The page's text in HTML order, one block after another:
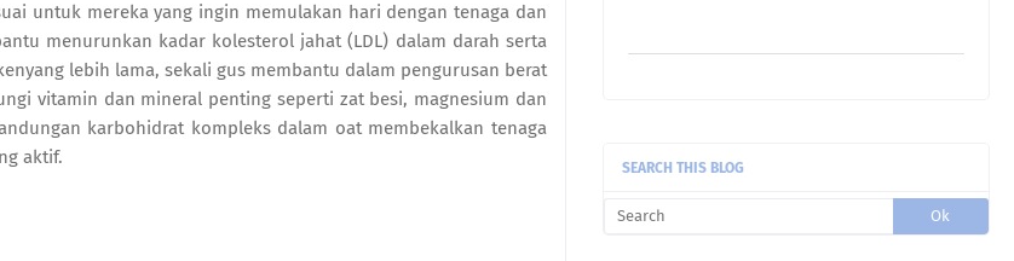
untuk mereka yang ingin memulakan hari dengan tenaga dan
menurunkan kadar kolesterol jahat (LDL) dalam darah serta
lebih lama, sekali gus membantu dalam pengurusan berat
vitamin dan mineral penting seperti zat besi, magnesium dan
karbohidrat kompleks dalam oat membekalkan tenaga
aktif.
akak sukaaaaa🥰🤗
SEARCH THIS BLOG